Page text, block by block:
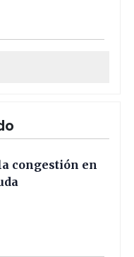
congestión en